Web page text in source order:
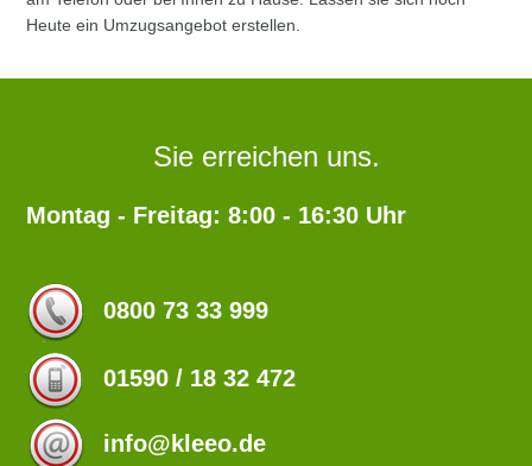
Heute ein Umzugsangebot erstellen.
Sie erreichen uns.
Montag - Freitag: 8:00 - 16:30 Uhr
0800 73 33 999
01590 / 18 32 472
info@kleeo.de